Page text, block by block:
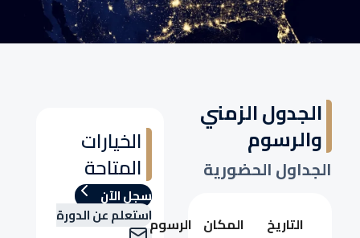
الخيارات
المتاحة
سجل الآن
استعلم عن الدورة
الجدول الزمني
والرسوم
الجداول الحضورية
التاريخ المكان الرسوم